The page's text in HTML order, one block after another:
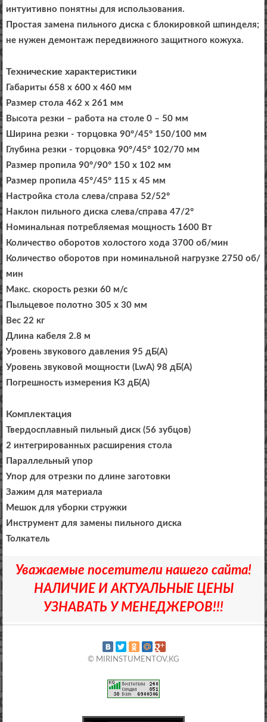
интуитивно понятны для использования.
Простая замена пильного диска с блокировкой шпинделя;
не нужен демонтаж передвижного защитного кожуха.
Технические характеристики
Габариты 658 x 600 x 460 мм
Размер стола 462 x 261 мм
Высота резки – работа на столе 0 – 50 мм
Ширина резки - торцовка 90°/45° 150/100 мм
Глубина резки - торцовка 90°/45° 102/70 мм
Размер пропила 90°/90° 150 x 102 мм
Размер пропила 45°/45° 115 x 45 мм
Настройка стола слева/справа 52/52°
Наклон пильного диска слева/справа 47/2°
Номинальная потребляемая мощность 1600 Вт
Количество оборотов холостого хода 3700 об/мин
Количество оборотов при номинальной нагрузке 2750 об/
мин
Макс. скорость резки 60 м/с
Пыльцевое полотно 305 x 30 мм
Вес 22 кг
Длина кабеля 2.8 м
Уровень звукового давления 95 дБ(A)
Уровень звуковой мощности (LwA) 98 дБ(A)
Погрешность измерения К3 дБ(A)
Комплектация
Твердосплавный пильный диск (56 зубцов)
2 интегрированных расширения стола
Параллельный упор
Упор для отрезки по длине заготовки
Зажим для материала
Мешок для уборки стружки
Инструмент для замены пильного диска
Толкатель
Уважаемые посетители нашего сайта!
НАЛИЧИЕ И АКТУАЛЬНЫЕ ЦЕНЫ
УЗНАВАТЬ У МЕНЕДЖЕРОВ!!!
© MIRINSTUMENTOV.KG